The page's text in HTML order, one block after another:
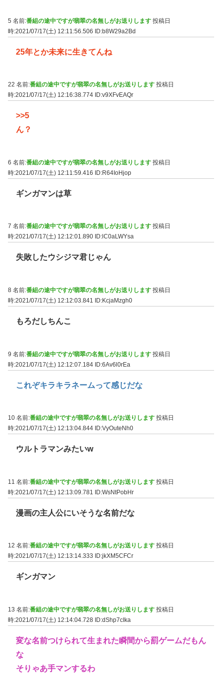
5 名前:番組の途中ですが翡翠の名無しがお送りします 投稿日
時:2021/07/17(土) 12:11:56.506 ID:b8W29a2Bd
25年とか未来に生きてんね
22 名前:番組の途中ですが翡翠の名無しがお送りします 投稿日
時:2021/07/17(土) 12:16:38.774 ID:v9XFvEAQr
>>5
ん？
6 名前:番組の途中ですが翡翠の名無しがお送りします 投稿日
時:2021/07/17(土) 12:11:59.416 ID:R64IoHjop
ギンガマンは草
7 名前:番組の途中ですが翡翠の名無しがお送りします 投稿日
時:2021/07/17(土) 12:12:01.890 ID:lC0aLWYsa
失敗したウシジマ君じゃん
8 名前:番組の途中ですが翡翠の名無しがお送りします 投稿日
時:2021/07/17(土) 12:12:03.841
ID:KcjaMzgh0
もろだしちんこ
9 名前:番組の途中ですが翡翠の名無しがお送りします 投稿日
時:2021/07/17(土) 12:12:07.184 ID:6Av6l0rEa
これぞキラキラネームって感じだな
10 名前:番組の途中ですが翡翠の名無しがお送りします 投稿日
時:2021/07/17(土) 12:13:04.844 ID:VyOuteNh0
ウルトラマンみたいw
11 名前:番組の途中ですが翡翠の名無しがお送りします 投稿日
時:2021/07/17(土) 12:13:09.781 ID:WsNtPobHr
漫画の主人公にいそうな名前だな
12 名前:番組の途中ですが翡翠の名無しがお送りします 投稿日
時:2021/07/17(土) 12:13:14.333
ID:jkXM5CFCr
ギンガマン
13 名前:番組の途中ですが翡翠の名無しがお送りします 投稿日
時:2021/07/17(土) 12:14:04.728 ID:dShp7cIka
変な名前つけられて生まれた瞬間から罰ゲームだもん
な
そりゃあ手マンするわ